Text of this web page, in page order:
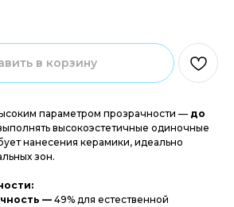
в корзину
параметром прозрачности — до
высокоэстетичные одиночные
нанесения керамики, идеально
зон.
— 49% для естественной